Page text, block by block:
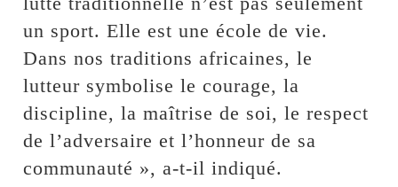
un sport. Elle est une école de vie.
Dans nos traditions africaines, le
lutteur symbolise le courage, la
discipline, la maîtrise de soi, le respect
de l’adversaire et l’honneur de sa
communauté », a-t-il indiqué.